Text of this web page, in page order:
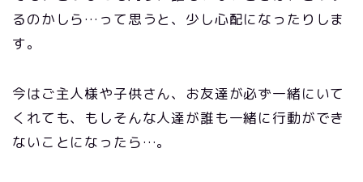
るのかしら…って思うと、少し心配になったりしま
す。
今はご主人様や子供さん、お友達が必ず一緒にいて
くれても、もしそんな人達が誰も一緒に行動ができ
ないことになったら…。